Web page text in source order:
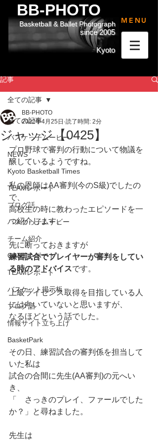
BB-PHOTO
since 2005
Basketball & Ballet Photograph
Kyoto
MENU
記事
全ての記事
バスケっ子ムービー
NEWS
Kyoto Basketball Times
TEAMレポート
ブログ話
バスケっ子ムービー
チーム紹介
GAMEレポート
TEAMレポート
バスケット掲示板
ブログ話
情報サイト立ち上げ
BasketPark
全ての記事
ジャッジ【0425】
BB-PHOTO
2022年4月25日 読了時間: 2分
プロ野球で審判の行動について物議を
醸しているようですね。
私の恩師はAA審判(今のS級)でしたの
で、
高校生の時に教わったエピソードを一
つ紹介します。
先に断っておきますが
練習試合でプレイヤーが審判をしてい
る時のアドバイスです。
上級ライセンス取得を目指している人
には向いていないと思いますが、
なるほどという話でした。
その日、練習試合の審判係を担当して
いた私は
試合の合間に先生(AA審判)の元へい
き、
「　さっきのプレイ、ファールでした
か？」と尋ねました。
先生は